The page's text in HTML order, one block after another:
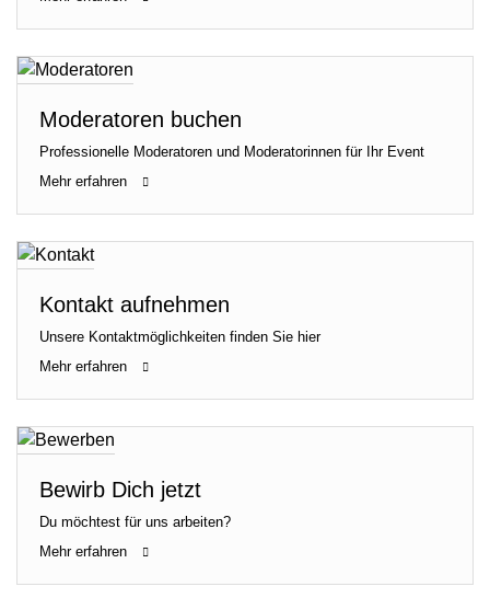
Moderatoren buchen
Professionelle Moderatoren und Moderatorinnen für Ihr Event
Mehr erfahren
Kontakt aufnehmen
Unsere Kontaktmöglichkeiten finden Sie hier
Mehr erfahren
Bewirb Dich jetzt
Du möchtest für uns arbeiten?
Mehr erfahren